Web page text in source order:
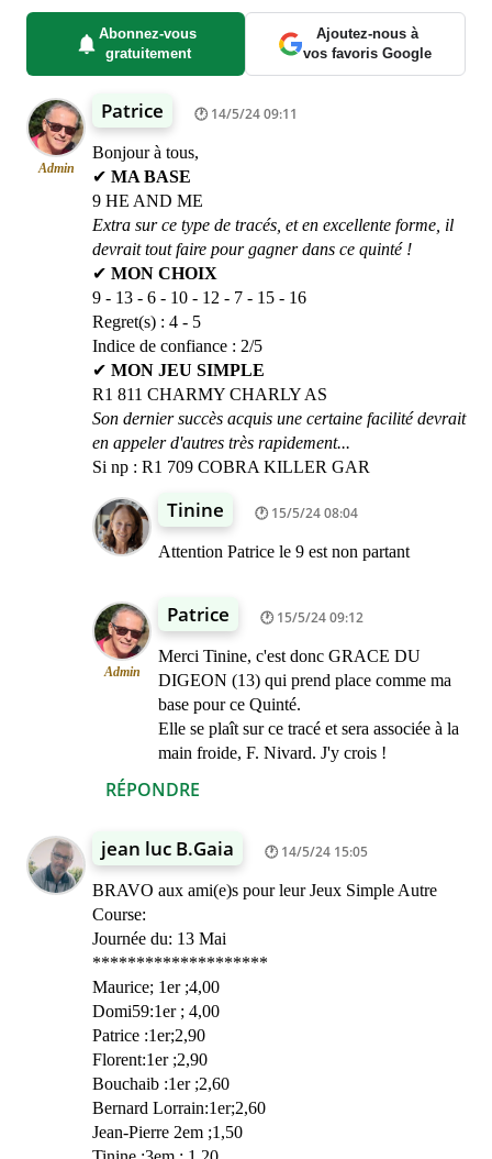
Abonnez-vous
gratuitement
Ajoutez-nous à
vos favoris Google
Admin
Patrice 14/5/24 09:11
Bonjour à tous,
✔ MA BASE
9 HE AND ME
Extra sur ce type de tracés, et en excellente forme, il
devrait tout faire pour gagner dans ce quinté !
✔ MON CHOIX
9 - 13 - 6 - 10 - 12 - 7 - 15 - 16
Regret(s) : 4 - 5
Indice de confiance : 2/5
✔ MON JEU SIMPLE
R1 811 CHARMY CHARLY AS
Son dernier succès acquis une certaine facilité devrait
en appeler d'autres très rapidement...
Si np : R1 709 COBRA KILLER GAR
RÉPONDRE
Tinine 15/5/24 08:04
Attention Patrice le 9 est non partant
Admin
Patrice 15/5/24 09:12
Merci Tinine, c'est donc GRACE DU
DIGEON (13) qui prend place comme ma
base pour ce Quinté.
Elle se plaît sur ce tracé et sera associée à la
main froide, F. Nivard. J'y crois !
jean luc B.Gaia 14/5/24 15:05
BRAVO aux ami(e)s pour leur Jeux Simple Autre
Course:
Journée du: 13 Mai
********************
Maurice; 1er ;4,00
Domi59:1er ; 4,00
Patrice :1er;2,90
Florent:1er ;2,90
Bouchaib :1er ;2,60
Bernard Lorrain:1er;2,60
Jean-Pierre 2em ;1,50